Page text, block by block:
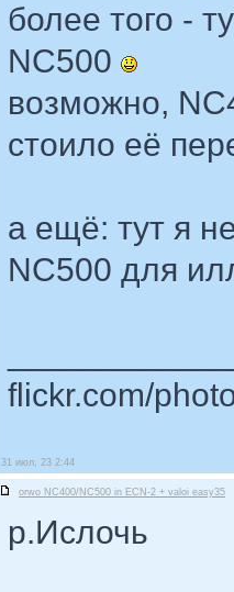
более того -
NC500
возможно,
стоило её
а ещё: тут я
NC500 для
flickr.com/
31 июл, 23 2:44
orwo NC400/NC500 in ECN-2 + valoi easy35
р.Ислочь